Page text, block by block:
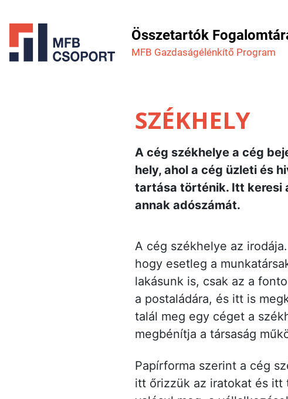
Összetartók
MFB Gazdaság­élénkítő Program
SZÉKHELY
A cég székhelye a cég
hely, ahol a cég üzleti és
tartása történik. Itt keresi
annak adószámát.
A cég székhelye az
hogy esetleg a
lakásunk is, csak az a
a postaládára, és itt is
talál meg egy céget a
megbénítja a társaság
Papírforma szerint a cég
itt őrizzük az iratokat és itt